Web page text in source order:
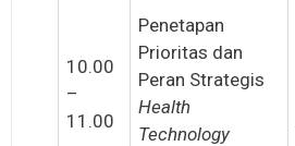
10.00
–
11.00
Penetapan
Prioritas dan
Peran Strategis
Health
Technology